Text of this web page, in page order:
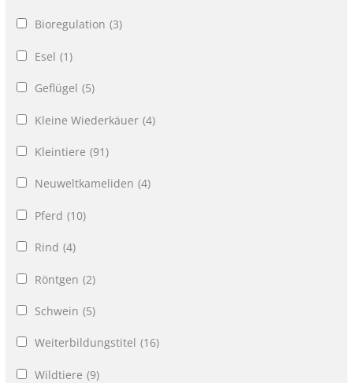
Bioregulation (3)
Esel (1)
Geflügel (5)
Kleine Wiederkäuer (4)
Kleintiere (91)
Neuweltkameliden (4)
Pferd (10)
Rind (4)
Röntgen (2)
Schwein (5)
Weiterbildungstitel (16)
Wildtiere (9)